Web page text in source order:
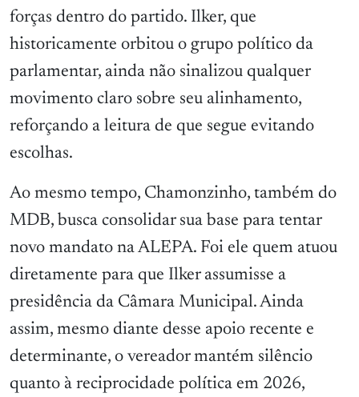
forças dentro do partido. Ilker, que
historicamente orbitou o grupo político da
parlamentar, ainda não sinalizou qualquer
movimento claro sobre seu alinhamento,
reforçando a leitura de que segue evitando
escolhas.
Ao mesmo tempo, Chamonzinho, também do
MDB, busca consolidar sua base para tentar
novo mandato na ALEPA. Foi ele quem atuou
diretamente para que Ilker assumisse a
presidência da Câmara Municipal. Ainda
assim, mesmo diante desse apoio recente e
determinante, o vereador mantém silêncio
quanto à reciprocidade política em 2026,